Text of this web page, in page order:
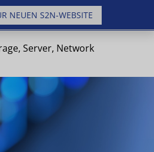
NEUEN S2N-WEBSITE
Server, Network